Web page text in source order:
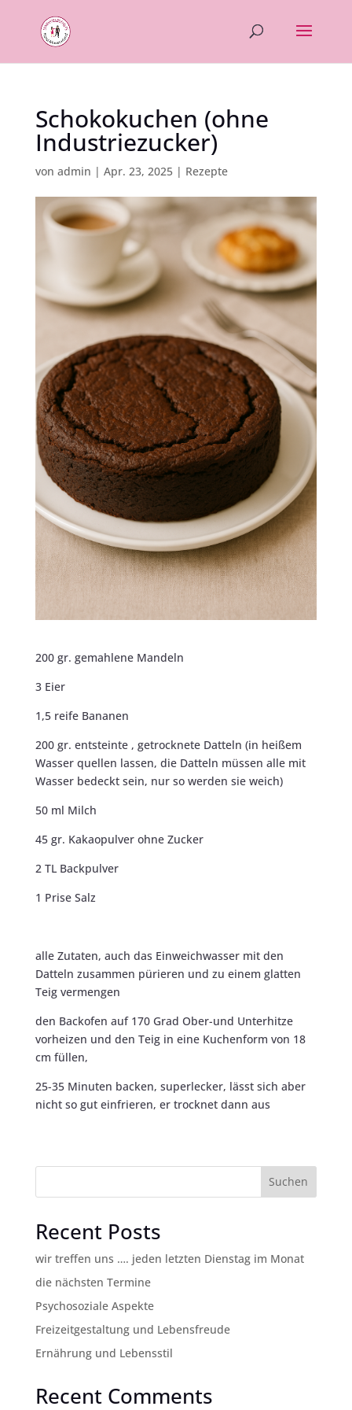
Schokokuchen (ohne
Industriezucker)
von admin | Apr. 23, 2025| Rezepte
200 gr. gemahlene Mandeln
3 Eier
1,5 reife Bananen
200 gr. entsteinte , getrocknete Datteln (in heißem
Wasser quellen lassen, die Datteln müssen alle mit
Wasser bedeckt sein, nur so werden sie weich)
50 ml Milch
45 gr. Kakaopulver ohne Zucker
2 TL Backpulver
1 Prise Salz
alle Zutaten, auch das Einweichwasser mit den
Datteln zusammen pürieren und zu einem glatten
Teig vermengen
den Backofen auf 170 Grad Ober-und Unterhitze
vorheizen und den Teig in eine Kuchenform von 18
cm füllen,
25-35 Minuten backen, superlecker, lässt sich aber
nicht so gut einfrieren, er trocknet dann aus
Suchen
Recent Posts
wir treffen uns …. jeden letzten Dienstag im Monat
die nächsten Termine
Psychosoziale Aspekte
Freizeitgestaltung und Lebensfreude
Ernährung und Lebensstil
Recent Comments